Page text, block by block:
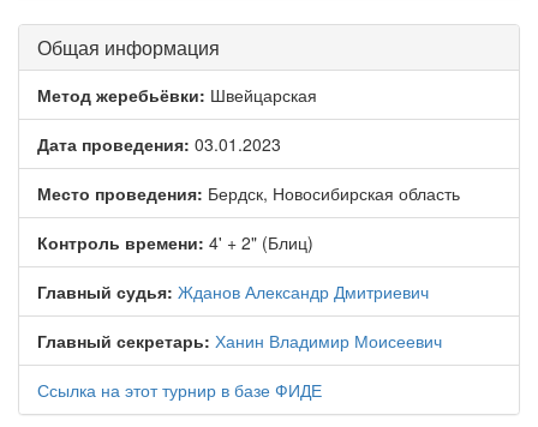
Общая информация
Метод жеребьёвки: Швейцарская
Дата проведения: 03.01.2023
Место проведения: Бердск, Новосибирская область
Контроль времени: 4' + 2" (Блиц)
Главный судья: Жданов Александр Дмитриевич
Главный секретарь: Ханин Владимир Моисеевич
Ссылка на этот турнир в базе ФИДЕ